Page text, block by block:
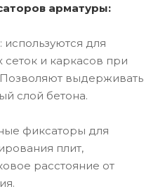
арматуры:
для
и каркасов при
выдерживать
слой бетона.
фиксаторы для
плит,
расстояние от